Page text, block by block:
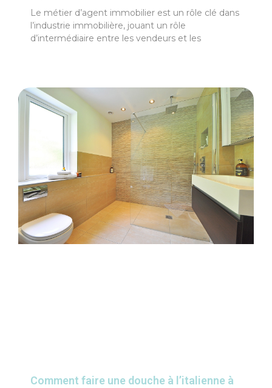
Le métier d’agent immobilier est un rôle clé dans
l’industrie immobilière, jouant un rôle
d’intermédiaire entre les vendeurs et les
Comment faire une douche à l’italienne à